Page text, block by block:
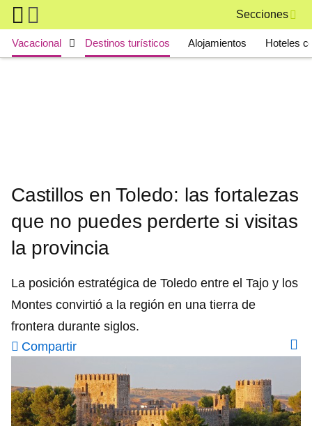
Skip to main content
Secciones
Main navigation
Vacacional Destinos turísticos Alojamientos Hoteles
Castillos en Toledo: las fortalezas
que no puedes perderte si visitas
la provincia
La posición estratégica de Toledo entre el Tajo y los
Montes convirtió a la región en una tierra de
frontera durante siglos.
Compartir